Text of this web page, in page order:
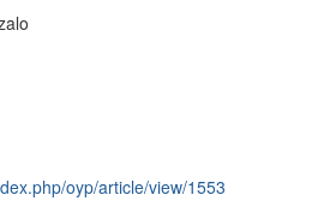
oyp/article/view/1553